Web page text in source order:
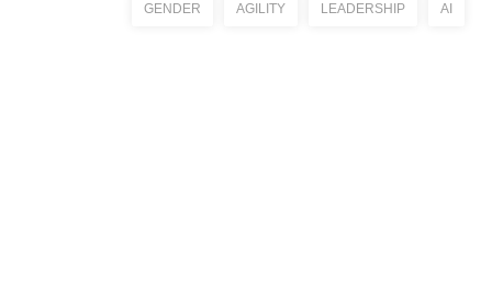
GENDER AGILITY LEADERSHIP AI